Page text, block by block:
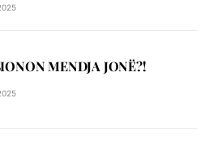
MENDJA JONË?!